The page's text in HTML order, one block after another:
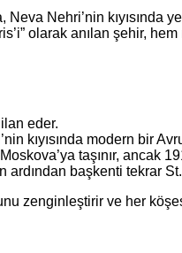
Neva Nehri’nin
olarak anılan şehir,
eder.
kıyısında modern bir
taşınır, ancak
ardından başkenti tekrar
zenginleştirir ve her